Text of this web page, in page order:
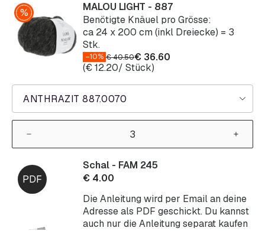
ANTHRAZIT 887.0070
MALOU LIGHT - 887
Benötigte Knäuel pro Grösse:
ca 24 x 200 cm (inkl Dreiecke) = 3
Stk.
–10% €40.50€ 36.60
(€12.20/ Stück)
Die Anleitung wird per Email an deine
Adresse als PDF geschickt. Du kannst
auch nur die Anleitung separat kaufen
Schal - FAM 245
€ 4.00